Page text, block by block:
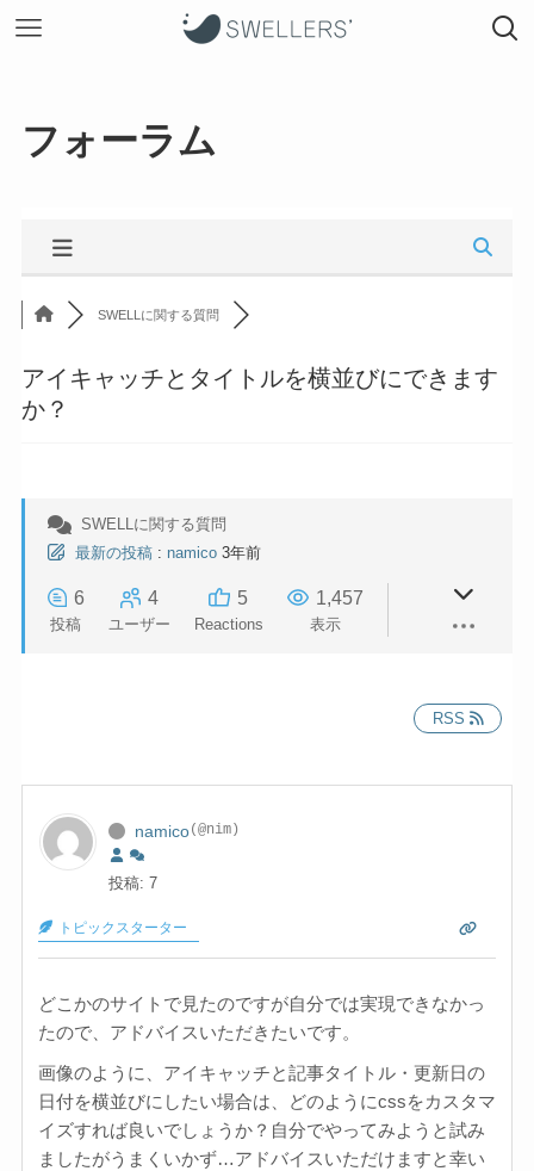
フォーラム
SWELLに関する質問
アイキャッチとタイトルを横並びにできます
か？
SWELLに関する質問
最新の投稿 : namico 3年前
6
投稿
4
ユーザー
5
Reactions
1,457
表示
RSS
namico(@nim)
投稿: 7
トピックスターター
どこかのサイトで見たのですが自分では実現できなかっ
たので、アドバイスいただきたいです。
画像のように、アイキャッチと記事タイトル・更新日の
日付を横並びにしたい場合は、どのようにcssをカスタマ
イズすれば良いでしょうか？自分でやってみようと試み
ましたがうまくいかず…アドバイスいただけますと幸い